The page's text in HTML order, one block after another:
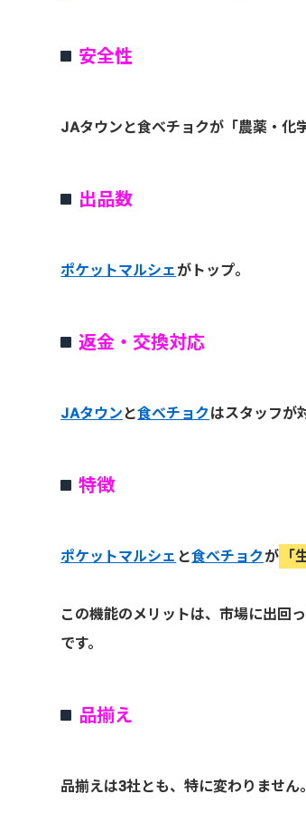
安全性
JAタウンと食べチョクが「農薬・化
出品数
ポケットマルシェがトップ。
返金・交換対応
JAタウンと食べチョクはスタッフが
特徴
ポケットマルシェ と食べチョクが
この機能のメリットは、市場に出回
です。
品揃え
品揃えは3社とも、特に変わりません。